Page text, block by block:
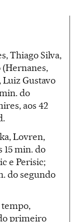
Thiago Silva,
Luiz Gustavo
do
aos 42
Lovren,
15 min. do
e Perisic;
do segundo
tempo,
primeiro